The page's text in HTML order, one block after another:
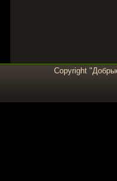
Copyright